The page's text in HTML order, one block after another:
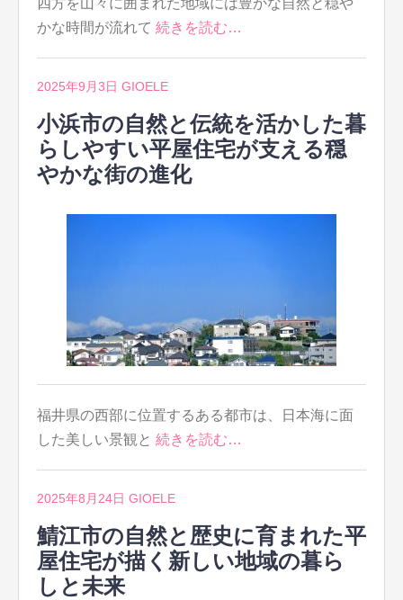
四方を山々に囲まれた地域には豊かな自然と穏や
かな時間が流れて 続きを読む…
2025年9月3日 GIOELE
小浜市の自然と伝統を活かした暮
らしやすい平屋住宅が支える穏
やかな街の進化
福井県の西部に位置するある都市は、日本海に面
した美しい景観と 続きを読む…
2025年8月24日 GIOELE
鯖江市の自然と歴史に育まれた平
屋住宅が描く新しい地域の暮ら
しと未来